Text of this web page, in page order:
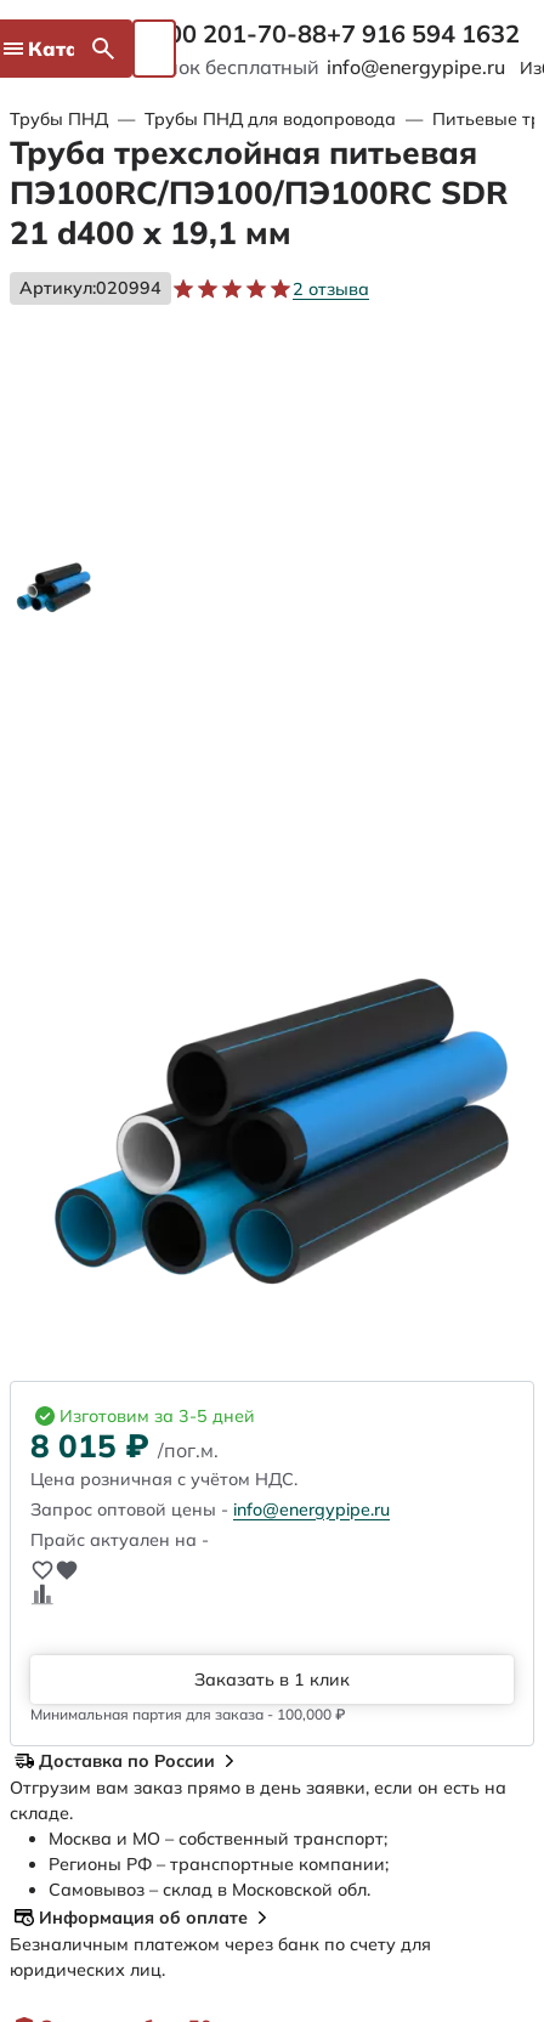
Каталог 8 800 201-70-88
Звонок бесплатный
+7 916 594 1632
info@energypipe.ru
Трубы ПНД — Трубы ПНД для водопровода — Питьевые
Труба трехслойная питьевая
ПЭ100RC/ПЭ100/ПЭ100RC SDR
21 d400 х 19,1 мм
Артикул:020994 2 отзыва
Изготовим за 3-5 дней
8 015 ₽ /пог.м.
Цена розничная с учётом НДС.
Запрос оптовой цены - info@energypipe.ru
Прайс актуален на -
Заказать в 1 клик
Минимальная партия для заказа - 100,000 ₽
Доставка по России
Отгрузим вам заказ прямо в день заявки, если он есть на
складе.
Москва и МО – собственный транспорт;
Регионы РФ – транспортные компании;
Самовывоз – склад в Московской обл.
Информация об оплате
Безналичным платежом через банк по счету для
юридических лиц.